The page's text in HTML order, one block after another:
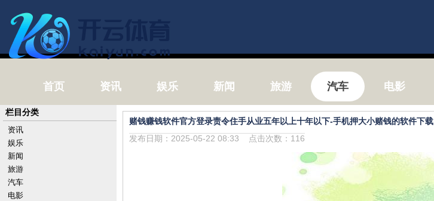
首页 资讯 娱乐 新闻 旅游 汽车 电影
赌钱赚钱软件官方登录责令住手从业五年以上十年以下-手机押大小赌钱的软件下载
发布日期：2025-05-22 08:33 点击次数：116
栏目分类
资讯
娱乐
新闻
旅游
汽车
电影